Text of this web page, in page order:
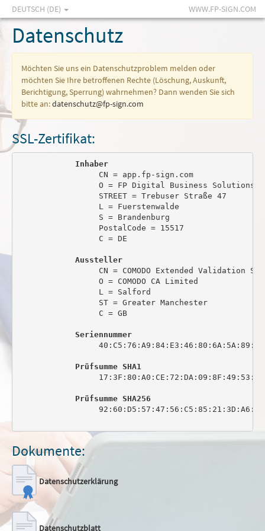
DEUTSCH (DE) WWW.FP-SIGN.COM
Datenschutz
Möchten Sie uns ein Datenschutzproblem melden oder
möchten Sie Ihre betroffenen Rechte (Löschung, Auskunft,
Berichtigung, Sperrung) wahrnehmen? Dann wenden Sie sich
bitte an:datenschutz@fp-sign.com
SSL-Zertifikat:
Inhaber
                 CN = app.fp-sign.com
O = FP Digital Business Solutions
                 STREET = Trebuser Straße 47
                 L = Fuerstenwalde
                 S = Brandenburg
                 PostalCode = 15517
                 C = DE
Aussteller
CN = COMODO Extended Validation
                 O = COMODO CA Limited
                 L = Salford
                 ST = Greater Manchester
                 C = GB
Seriennummer
Prüfsumme SHA1
Prüfsumme SHA256
Dokumente:
Datenschutzerklärung
Datenschutzblatt